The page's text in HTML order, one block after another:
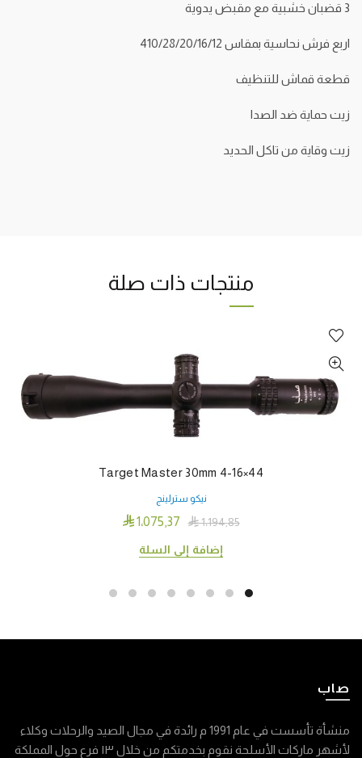
3 قضبان خشبية مع مقبض يدوية
اربع فرش نحاسية بمقاس 410/28/20/16/12
قطعة قماش للتنظيف
زيت حماية ضد الصدا
زيت وقاية من تاكل الحديد
منتجات ذات صلة
Target Master 30mm 4-16×44
نيكو سترلينج

1٬194٫85  1٬075٫37
إضافة إلى السلة
صاب
منشأة تأسست في عام 1991 م رائدة في مجال الصيد والرحلات وكلاء
لأشهر ماركات الأسلحة نقوم بخدمتكم من خلال ١٣ فرع حول المملكة